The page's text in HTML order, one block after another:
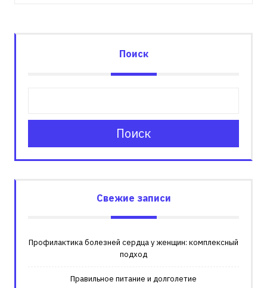
Поиск
Поиск
Свежие записи
Профилактика болезней сердца у женщин: комплексный
подход
Правильное питание и долголетие